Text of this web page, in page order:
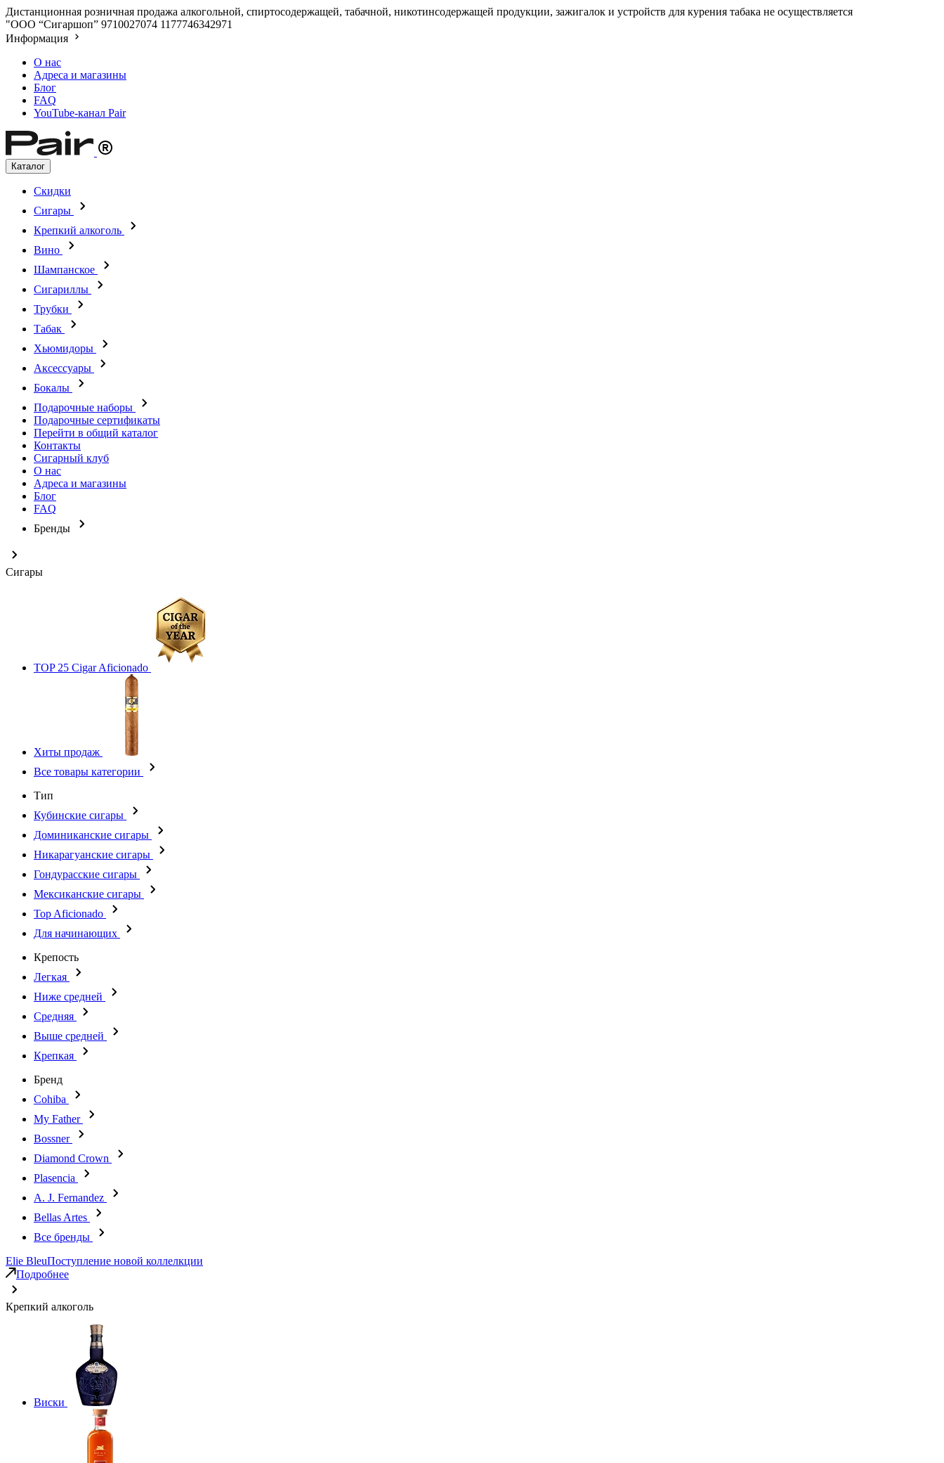
Дистанционная розничная продажа алкогольной, спиртосодержащей, табачной, никотинсодержащей продукции, зажигалок и устройств для курения табака не осуществляется
"ООО “Сигаршоп” 9710027074 1177746342971
Информация
О нас
Адреса и магазины
Блог
FAQ
YouTube-канал Pair
Каталог
Скидки
Сигары
Крепкий алкоголь
Вино
Шампанское
Сигариллы
Трубки
Табак
Хьюмидоры
Аксессуары
Бокалы
Подарочные наборы
Подарочные сертификаты
Перейти в общий каталог
Контакты
Сигарный клуб
О нас
Адреса и магазины
Блог
FAQ
Бренды
Сигары
TOP 25 Cigar Aficionado
Хиты продаж
Все товары категории
Тип
Кубинские сигары
Доминиканские сигары
Никарагуанские сигары
Гондурасские сигары
Мексиканские сигары
Top Aficionado
Для начинающих
Крепость
Легкая
Ниже средней
Средняя
Выше средней
Крепкая
Бренд
Cohiba
My Father
Bossner
Diamond Crown
Plasencia
A. J. Fernandez
Bellas Artes
Все бренды
Elie BleuПоступление новой коллелкции
Подробнее
Крепкий алкоголь
Виски